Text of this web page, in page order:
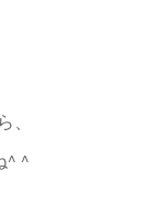
^ ^